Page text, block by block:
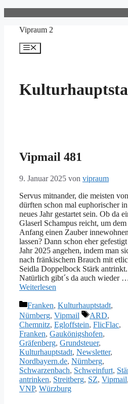
springenVipraum 2
Menü
Vipmail 481
9. Januar 2025 von vipraum
Servus mitnander, die meisten
dürften schon mal euphorischer
neues Jahr gestartet sein. Ob da
Glaserl Schampus reicht, um dem
Anfang einen Zauber
lassen? Dann schon eher
Jahr 2025 angehen, indem man
nach fränkischem Brauch mit
Seidla Doppelbock Stärk antrinkt.
Natürlich gibt´s da auch wieder
Weiterlesen
Kategorien
Franken, Kulturhauptstadt,
Nürnberg, Vipmail Schlagwörter
ARD,
Chemnitz, Egloffstein, FlicFlac,
Franken, Gaukönigshofen,
Gräfenberg, Grundsteuer,
Kulturhauptstadt, Newsletter,
Nordbayern.de, Nürnberg,
Schwarzenbach, Schweinfurt,
antrinken, Streitberg, SZ, Vipmail,
VNP, Würzburg